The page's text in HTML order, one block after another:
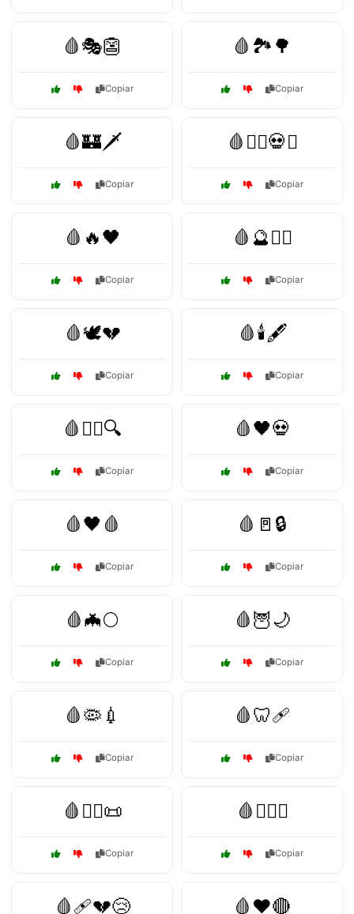
🩸🎭👺
Copiar
🩸🏞️🌳
Copiar
🩸🏰🗡️
Copiar
🩸🏴‍☠️💀⚰️
Copiar
🩸🔥🖤
Copiar
🩸🔮🧙‍♀️
Copiar
🩸🕊️💔
Copiar
🩸🕯️🖋️
Copiar
🩸🕵️‍♂️🔍
Copiar
🩸🖤💀
Copiar
🩸🖤🩸
Copiar
🩸🚪🔒
Copiar
🩸🦇🌕
Copiar
🩸🦉🌙
Copiar
🩸🦠💉
Copiar
🩸🦷🩹
Copiar
🩸🧙‍♂️📜
Copiar
🩸🧛‍♂️⚰️
Copiar
🩸🩹💔😢 🩸❤️🔴